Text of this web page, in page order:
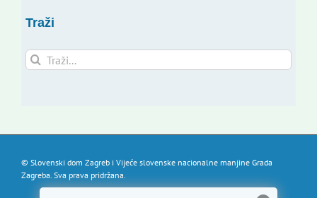
Traži
Traži...
© Slovenski dom Zagreb i Vijeće slovenske nacionalne manjine Grada
Zagreba. Sva prava pridržana.